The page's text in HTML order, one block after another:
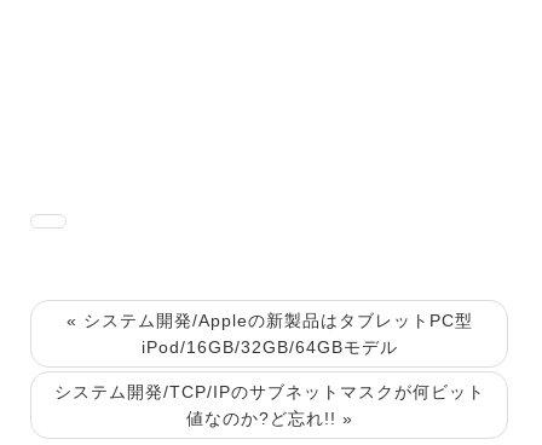
« システム開発/Appleの新製品はタブレットPC型
iPod/16GB/32GB/64GBモデル
システム開発/TCP/IPのサブネットマスクが何ビット
値なのか?ど忘れ!! »